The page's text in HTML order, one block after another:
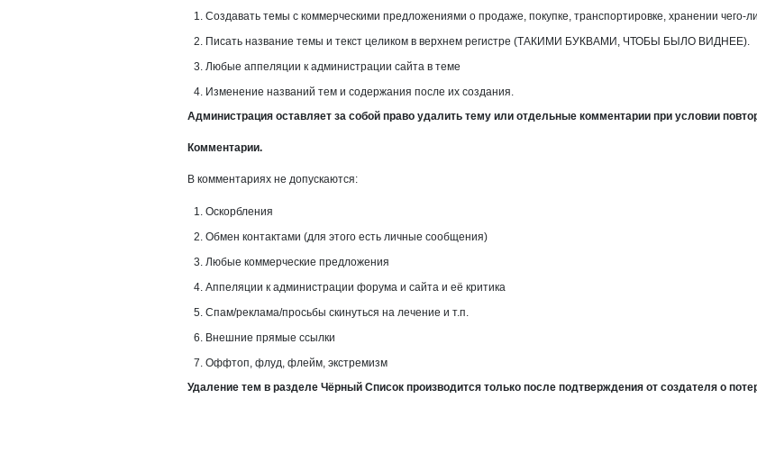
Создавать темы с коммерческими предложениями о продаже, покупке, транспортировке, хранении чего-
Писать название темы и текст целиком в верхнем регистре (ТАКИМИ БУКВАМИ, ЧТОБЫ БЫЛО ВИДНЕЕ).
Любые аппеляции к администрации сайта в теме
Изменение названий тем и содержания после их создания.
Администрация оставляет за собой право удалить тему или отдельные комментарии при условии
Комментарии.
В комментариях не допускаются:
Оскорбления
Обмен контактами (для этого есть личные сообщения)
Любые коммерческие предложения
Аппеляции к администрации форума и сайта и её критика
Спам/реклама/просьбы скинуться на лечение и т.п.
Внешние прямые ссылки
Оффтоп, флуд, флейм, экстремизм
Удаление тем в разделе Чёрный Список производится только после подтверждения от создателя о